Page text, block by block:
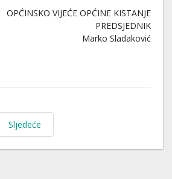
OPĆINSKO VIJEĆE OPĆINE KISTANJE
PREDSJEDNIK
Marko Sladaković
Sljedeće